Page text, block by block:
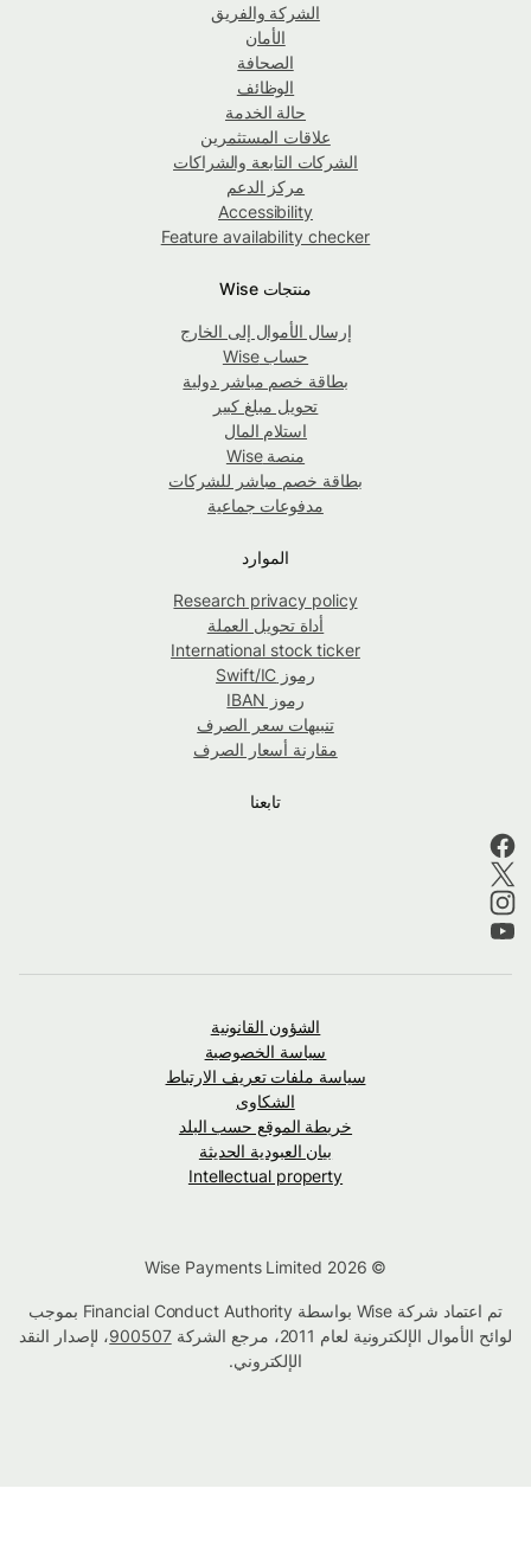
الشركة والفريق
الأمان
الصحافة
الوظائف
حالة الخدمة
علاقات المستثمرين
الشركات التابعة والشراكات
مركز الدعم
Accessibility
Feature availability checker
منتجات Wise
إرسال الأموال إلى الخارج
حساب Wise
بطاقة خصم مباشر دولية
تحويل مبلغ كبير
استلام المال
منصة Wise
بطاقة خصم مباشر للشركات
مدفوعات جماعية
الموارد
Research privacy policy
أداة تحويل العملة
International stock ticker
رموز Swift/IC
رموز IBAN
تنبيهات سعر الصرف
مقارنة أسعار الصرف
تابعنا
الشؤون القانونية
سياسة الخصوصية
سياسة ملفات تعريف الارتباط
الشكاوى
خريطة الموقع حسب البلد
بيان العبودية الحديثة
Intellectual property
تم اعتماد شركة Wise بواسطة Financial Conduct Authority بموجب
لوائح الأموال الإلكترونية لعام 2011، مرجع الشركة
900507، لإصدار النقد
الإلكتروني.